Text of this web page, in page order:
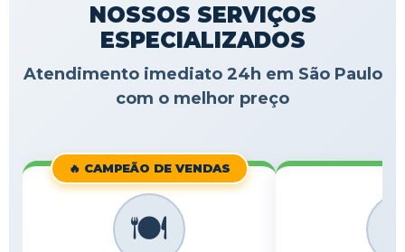
NOSSOS SERVIÇOS
ESPECIALIZADOS
Atendimento imediato 24h em São Paulo
com o melhor preço
🔥 CAMPEÃO DE VENDAS
🍽️